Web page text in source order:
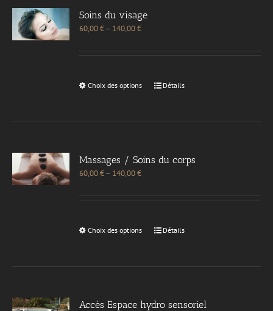
Soins du visage
60,00€– 140,00€
Choix des options Détails
Massages / Soins du corps
60,00€– 140,00€
Choix des options Détails
Accès Espace hydro sensoriel